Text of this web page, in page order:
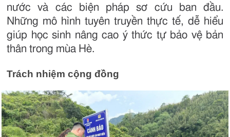
nước và các biện pháp sơ cứu ban đầu.
Những mô hình tuyên truyền thực tế, dễ hiểu
giúp học sinh nâng cao ý thức tự bảo vệ bản
thân trong mùa Hè.
Trách nhiệm cộng đồng